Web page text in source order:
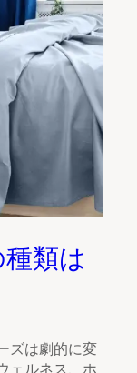
類は
ズは劇的に変
ェルネス、ホ